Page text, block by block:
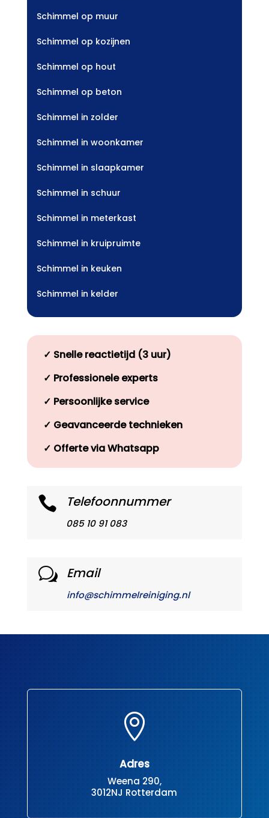
Schimmel op muur
Schimmel op kozijnen
Schimmel op hout
Schimmel op beton
Schimmel in zolder
Schimmel in woonkamer
Schimmel in slaapkamer
Schimmel in schuur
Schimmel in meterkast
Schimmel in kruipruimte
Schimmel in keuken
Schimmel in kelder
✓ Snelle reactietijd (3 uur)
✓ Professionele experts
✓ Persoonlijke service
✓ Geavanceerde technieken
✓ Offerte via Whatsapp
 Telefoonnummer
085 10 91 083
w Email
info@schimmelreiniging.nl

Adres
Weena 290,
3012NJ Rotterdam